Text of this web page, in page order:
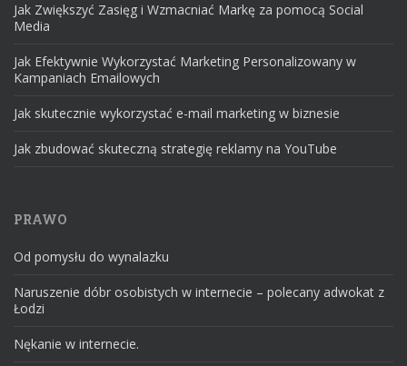
Jak Zwiększyć Zasięg i Wzmacniać Markę za pomocą Social
Media
Jak Efektywnie Wykorzystać Marketing Personalizowany w
Kampaniach Emailowych
Jak skutecznie wykorzystać e-mail marketing w biznesie
Jak zbudować skuteczną strategię reklamy na YouTube
PRAWO
Od pomysłu do wynalazku
Naruszenie dóbr osobistych w internecie – polecany adwokat z
Łodzi
Nękanie w internecie.